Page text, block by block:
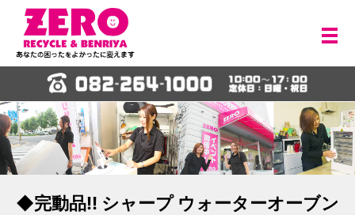
メ
◆完動品!! シャープ ウォーターオーブン